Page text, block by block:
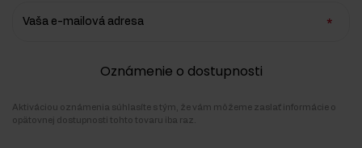
Vaša e-mailová adresa
Oznámenie o dostupnosti
Aktiváciou oznámenia súhlasíte s tým, že vám môžeme zaslať informácie o
opätovnej dostupnosti tohto tovaru iba raz.